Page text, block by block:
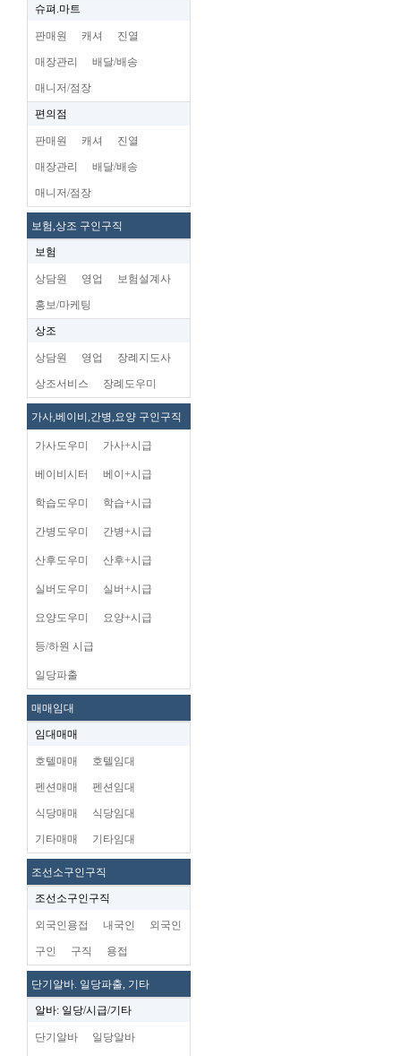
슈펴.마트
판매원 캐셔 진열
매장관리 배달/배송
매니저/점장
편의점
판매원 캐셔 진열
매장관리 배달/배송
매니저/점장
보험,상조 구인구직
보험
상담원 영업 보험설계사
홍보/마케팅
상조
상담원 영업 장례지도사
상조서비스 장례도우미
가사,베이비,간병,요양 구인구직
가사도우미 가사+시급
베이비시터 베이+시급
학습도우미 학습+시급
간병도우미 간병+시급
산후도우미 산후+시급
실버도우미 실버+시급
요양도우미 요양+시급
등/하원 시급
일당파출
매매임대
임대매매
호텔매매 호텔임대
펜션매매 펜션임대
식당매매 식당임대
기타매매 기타임대
조선소구인구직
조선소구인구직
외국인용접 내국인 외국인
구인 구직 용접
단기알바. 일당파출, 기타
알바: 일당/시급/기타
단기알바 일당알바